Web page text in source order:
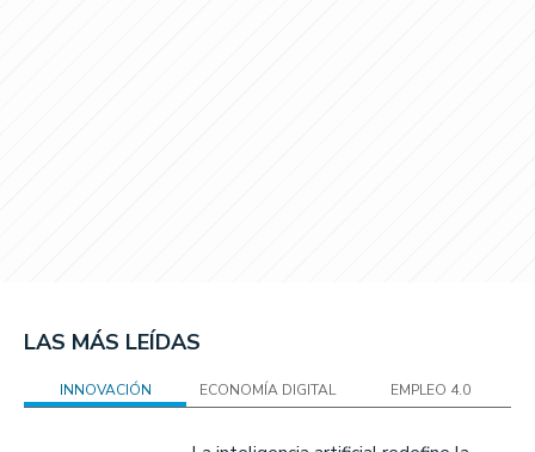
LAS MÁS LEÍDAS
INNOVACIÓN ECONOMÍA DIGITAL EMPLEO 4.0